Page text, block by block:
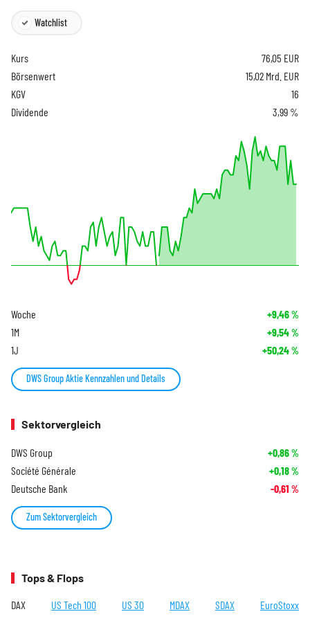
Watchlist
Kurs 76,05 EUR
Börsenwert
15,02 Mrd. EUR
KGV
16
Dividende
3,99 %
Woche +9,46%
1M +9,54%
1J +50,24%
DWS Group Aktie Kennzahlen und Details
Sektorvergleich
DWS Group +0,86%
Société Générale +0,18%
Deutsche Bank -0,61 %
Zum Sektorvergleich
Tops & Flops
DAX US Tech 100 US 30 MDAX SDAX EuroStoxx